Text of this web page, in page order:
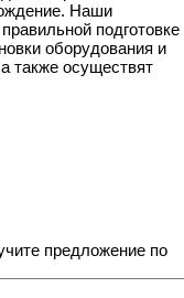
Наши
подготовке
оборудования и
также осуществят
предложение по